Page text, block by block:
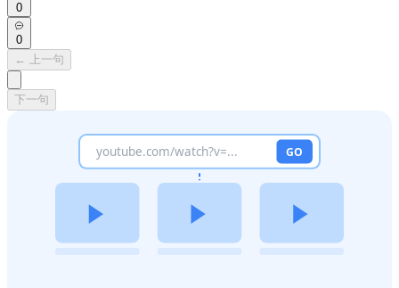
0
0
← 上一句
下一句